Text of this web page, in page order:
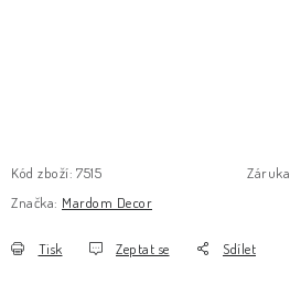
Kód zboží: 7515 Záruka
Značka: Mardom Decor
Tisk Zeptat se Sdílet